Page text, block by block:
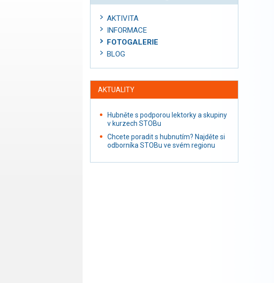
AKTIVITA
INFORMACE
FOTOGALERIE
BLOG
AKTUALITY
Hubněte s podporou lektorky a skupiny
v kurzech STOBu
Chcete poradit s hubnutím? Najděte si
odborníka STOBu ve svém regionu